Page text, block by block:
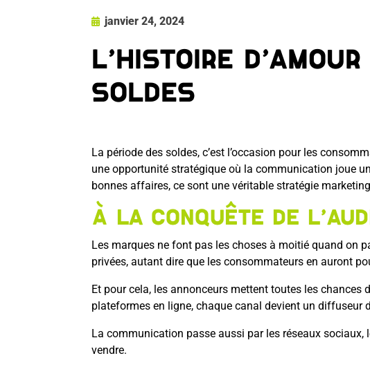
janvier 24, 2024
L’histoire
soldes
La période des soldes, c’est l’occasion pour les
une opportunité stratégique où la communication joue
bonnes affaires, ce sont une véritable stratégie
À la conquête de
Les marques ne font pas les choses à moitié quand on
privées, autant dire que les consommateurs en auront
Et pour cela, les annonceurs mettent toutes les
plateformes en ligne, chaque canal devient un diffuseur
La communication passe aussi par les réseaux sociaux,
vendre.